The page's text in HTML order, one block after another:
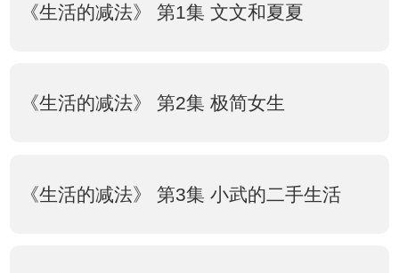
《生活的减法》 第1集 文文和夏夏
《生活的减法》 第2集 极简女生
《生活的减法》 第3集 小武的二手生活